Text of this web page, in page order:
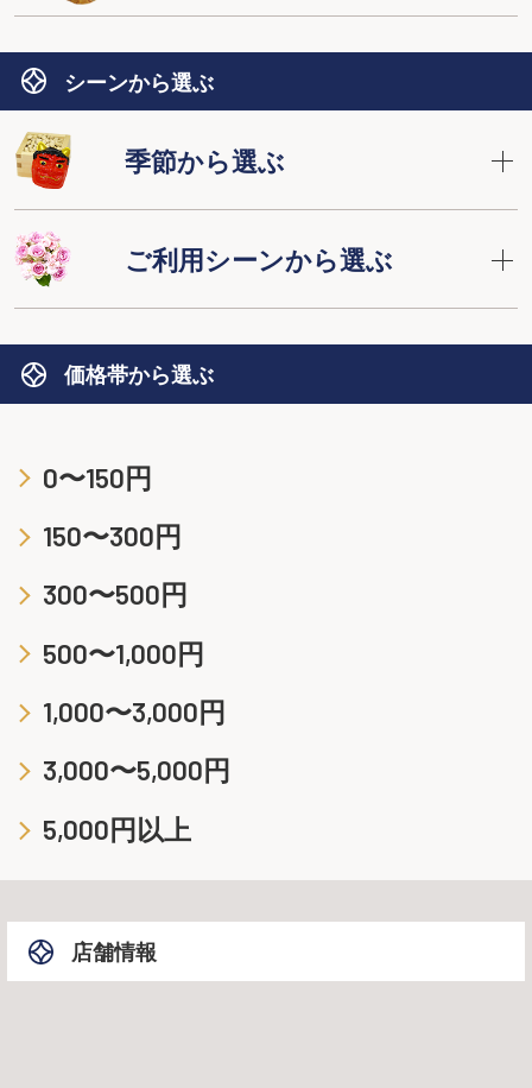
シーンから選ぶ
季節から選ぶ
ご利用シーンから選ぶ
価格帯から選ぶ
0〜150円
150〜300円
300〜500円
500〜1,000円
1,000〜3,000円
3,000〜5,000円
5,000円以上
店舗情報